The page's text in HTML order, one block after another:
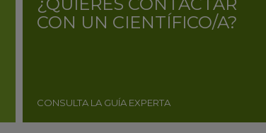
CON UN CIENTÍFICO/A?
CONSULTA LA GUÍA EXPERTA